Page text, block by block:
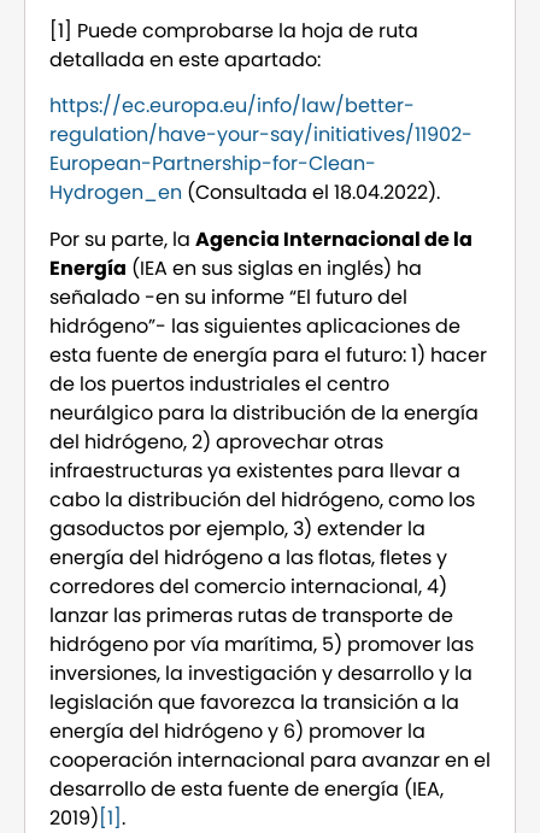
[1] Puede comprobarse la hoja de ruta
detallada en este apartado:
https://ec.europa.eu/info/law/better-
regulation/have-your-say/initiatives/11902-
European-Partnership-for-Clean-
Hydrogen_en (Consultada el 18.04.2022).
Por su parte, la Agencia Internacional de la
Energía (IEA en sus siglas en inglés) ha
señalado -en su informe “El futuro del
hidrógeno”- las siguientes aplicaciones de
esta fuente de energía para el futuro: 1) hacer
de los puertos industriales el centro
neurálgico para la distribución de la energía
del hidrógeno, 2) aprovechar otras
infraestructuras ya existentes para llevar a
cabo la distribución del hidrógeno, como los
gasoductos por ejemplo, 3) extender la
energía del hidrógeno a las flotas, fletes y
corredores del comercio internacional, 4)
lanzar las primeras rutas de transporte de
hidrógeno por vía marítima, 5) promover las
inversiones, la investigación y desarrollo y la
legislación que favorezca la transición a la
energía del hidrógeno y 6) promover la
cooperación internacional para avanzar en el
desarrollo de esta fuente de energía (IEA,
2019)[1].